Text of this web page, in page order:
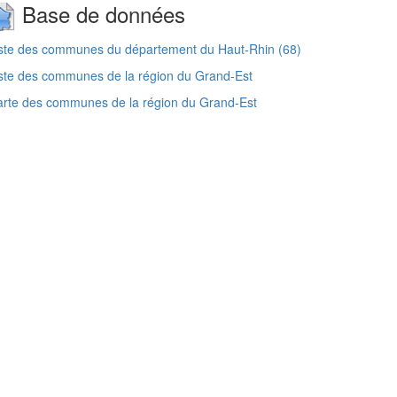
Base de données
des communes du département du Haut-Rhin (68)
des communes de la région du Grand-Est
des communes de la région du Grand-Est